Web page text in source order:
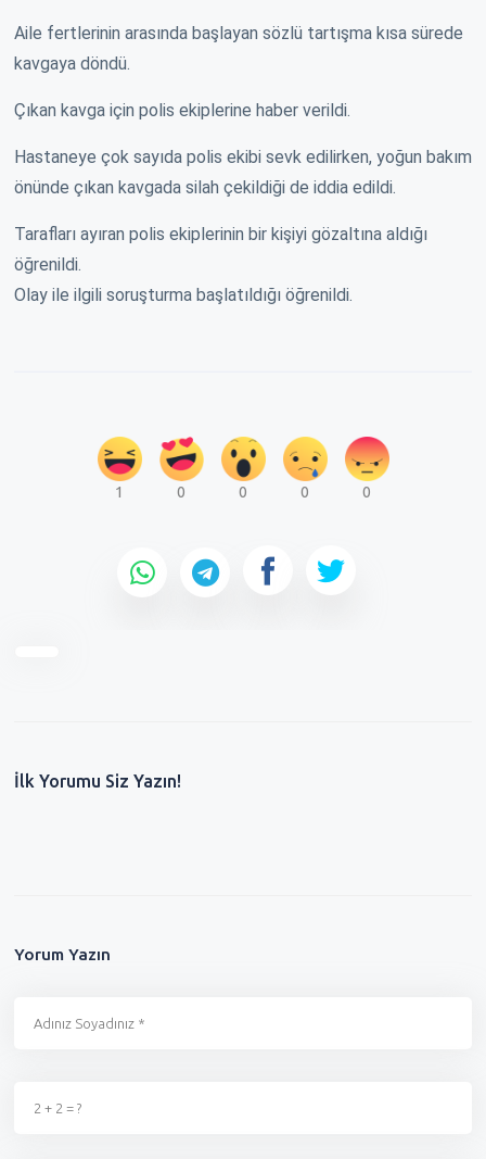
Aile fertlerinin arasında başlayan sözlü tartışma kısa sürede
kavgaya döndü.
Çıkan kavga için polis ekiplerine haber verildi.
Hastaneye çok sayıda polis ekibi sevk edilirken, yoğun bakım
önünde çıkan kavgada silah çekildiği de iddia edildi.
Tarafları ayıran polis ekiplerinin bir kişiyi gözaltına aldığı
öğrenildi.
Olay ile ilgili soruşturma başlatıldığı öğrenildi.
1 0 0 0 0
İlk Yorumu Siz Yazın!
Yorum Yazın